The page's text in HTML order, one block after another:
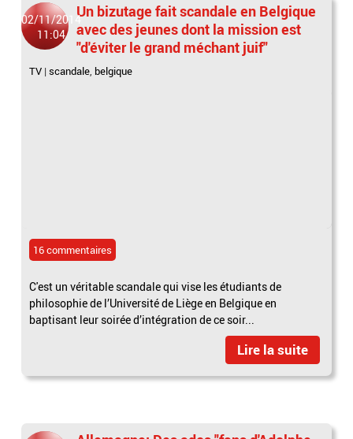
02/11/2014
11:04
Un bizutage fait scandale en Belgique
avec des jeunes dont la mission est
"d'éviter le grand méchant juif"
TV |scandale, belgique
16 commentaires
C'est un véritable scandale qui vise les étudiants de
philosophie de l’Université de Liège en Belgique en
baptisant leur soirée d’intégration de ce soir...
Lire la suite